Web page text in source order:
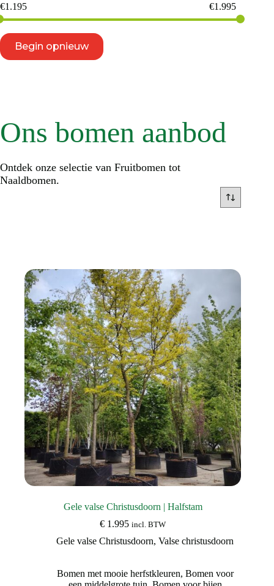
Ons bomen aanbod
Ontdek onze selectie van Fruitbomen tot
Naaldbomen.
Gele valse Christusdoorn | Halfstam
€ 1.995 incl. BTW
Gele valse Christusdoorn,Valse christusdoorn
Bomen met mooie herfstkleuren, Bomen voor
€1.195 €1.995
Begin opnieuw